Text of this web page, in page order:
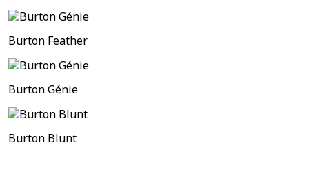
Burton Feather
Burton Génie
Burton Blunt